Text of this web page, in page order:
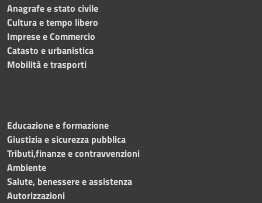
Anagrafe e stato civile
Cultura e tempo libero
Imprese e Commercio
Catasto e urbanistica
Mobilità e trasporti
Educazione e formazione
Giustizia e sicurezza pubblica
Tributi,finanze e contravvenzioni
Ambiente
Salute, benessere e assistenza
Autorizzazioni